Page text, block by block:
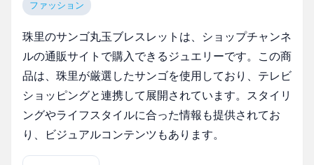
ファッション
珠里のサンゴ丸玉ブレスレットは、ショップチャンネ
ルの通販サイトで購入できるジュエリーです。この商
品は、珠里が厳選したサンゴを使用しており、テレビ
ショッピングと連携して展開されています。スタイリ
ングやライフスタイルに合った情報も提供されてお
り、ビジュアルコンテンツもあります。